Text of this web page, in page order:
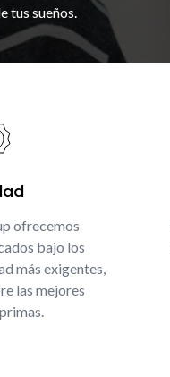
tus sueños.
ofrecemos
bajo los
más exigentes,
las mejores